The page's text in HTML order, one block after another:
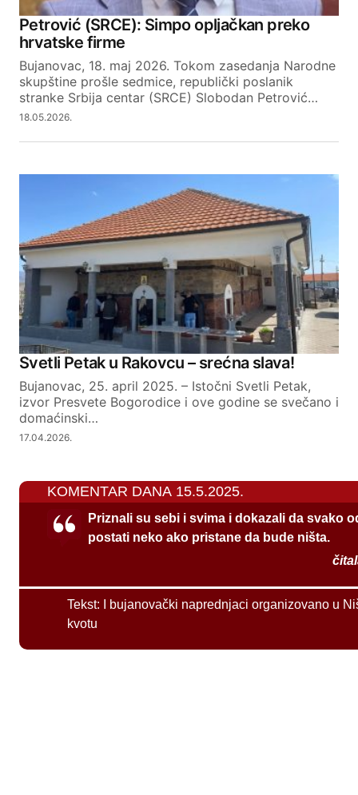
Petrović (SRCE): Simpo opljačkan preko
hrvatske firme
Bujanovac, 18. maj 2026. Tokom zasedanja Narodne
skupštine prošle sedmice, republički poslanik
stranke Srbija centar (SRCE) Slobodan Petrović…
18.05.2026.
Svetli Petak u Rakovcu – srećna slava!
Bujanovac, 25. april 2025. – Istočni Svetli Petak,
izvor Presvete Bogorodice i ove godine se svečano i
domaćinski…
17.04.2026.
KOMENTAR DANA 15.5.2025.
Priznali su sebi i svima i dokazali da svako
postati neko ako pristane da bude ništa.
Tekst:
I bujanovački naprednjaci organizovano u
kvotu